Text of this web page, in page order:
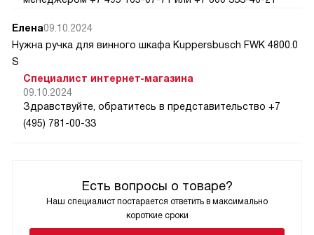
Есть вопросы о товаре?
Наш специалист постарается ответить в максимально
короткие сроки
Елена09.10.2024
Нужна ручка для винного шкафа Kuppersbusch FWK 4800.0
S
Специалист интернет-магазина
09.10.2024
Здравствуйте, обратитесь в представительство +7
(495) 781-00-33